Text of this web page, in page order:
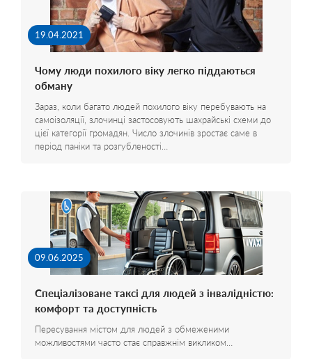
19.04.2021
Чому люди похилого віку легко піддаються
обману
Зараз, коли багато людей похилого віку перебувають на
самоізоляції, злочинці застосовують шахрайські схеми до
цієї категорії громадян. Число злочинів зростає саме в
період паніки та розгубленості…
09.06.2025
Спеціалізоване таксі для людей з інвалідністю:
комфорт та доступність
Пересування містом для людей з обмеженими
можливостями часто стає справжнім викликом…